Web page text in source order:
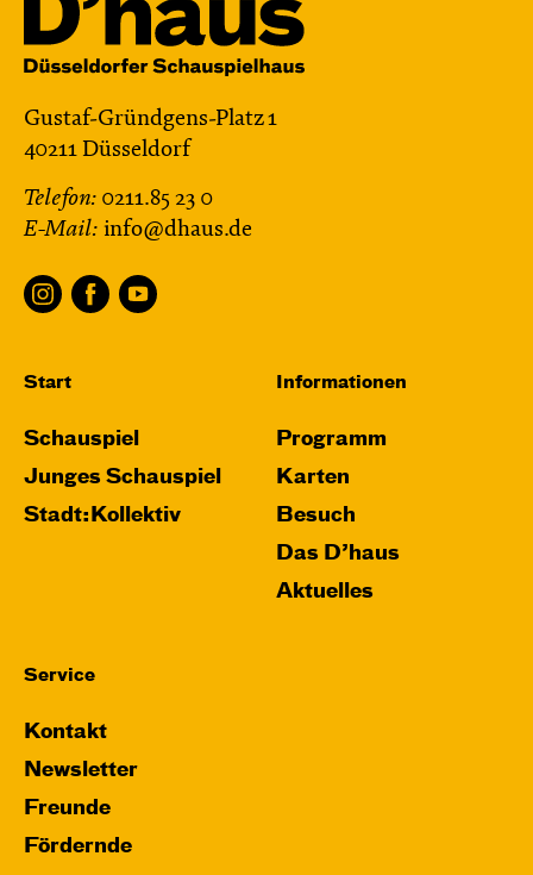
Gustaf-Gründgens-Platz 1
40211 Düsseldorf
Telefon: 0211.85 23 0
E-Mail: info@dhaus.de
Start
Schauspiel
Junges Schauspiel
Stadt:Kollektiv
Informationen
Programm
Karten
Besuch
Das D’haus
Aktuelles
Service
Kontakt
Newsletter
Freunde
Fördernde